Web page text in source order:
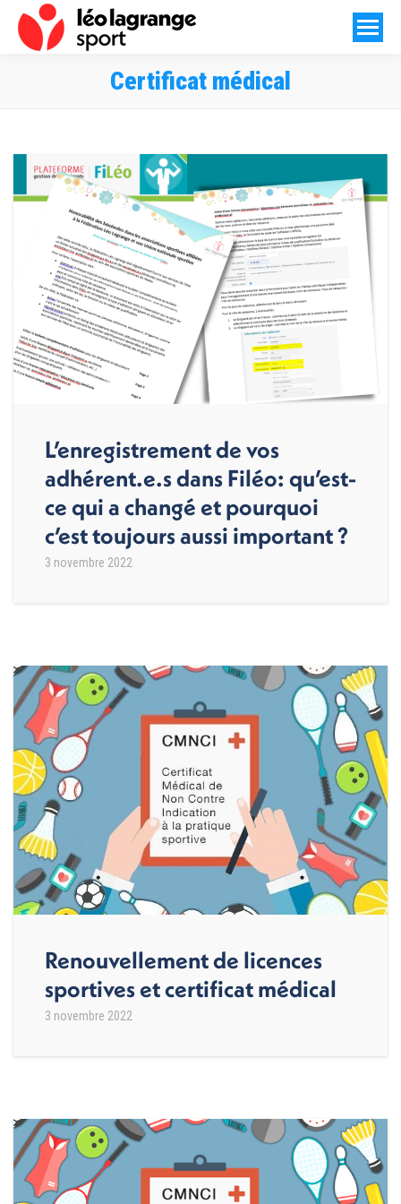
Certificat médical
L’enregistrement de vos
adhérent.e.s dans Filéo: qu’est-
ce qui a changé et pourquoi
c’est toujours aussi important ?
3 novembre 2022
Renouvellement de licences
sportives et certificat médical
3 novembre 2022